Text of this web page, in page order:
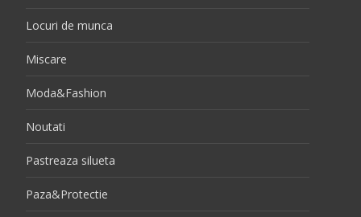
Locuri de munca
Miscare
Moda&Fashion
Noutati
Pastreaza silueta
Paza&Protectie